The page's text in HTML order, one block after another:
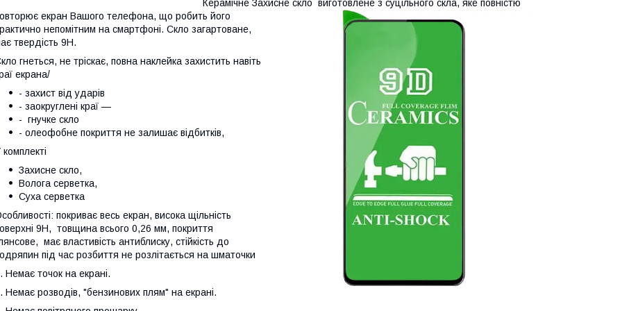
Керамічне Захисне скло виготовлене з суцільного скла, яке повністю
екран Вашого телефона, що робить його
непомітним на смартфоні. Скло загартоване,
твердість 9H.
гнеться, не тріскає, повна наклейка захистить навіть
екрана/
- захист від ударів
- заокруглені краї —
- гнучке скло
- олеофобне покриття не залишає відбитків,
комплекті
Захисне скло,
Волога серветка,
Суха серветка
покриває весь екран, висока щільність
9H, товщина всього 0,26 мм, покриття
має властивість антиблиску, стійкість до
під час розбиття не розлітається на шматочки
Немає точок на екрані.
Немає розводів, "бензинових плям" на екрані.